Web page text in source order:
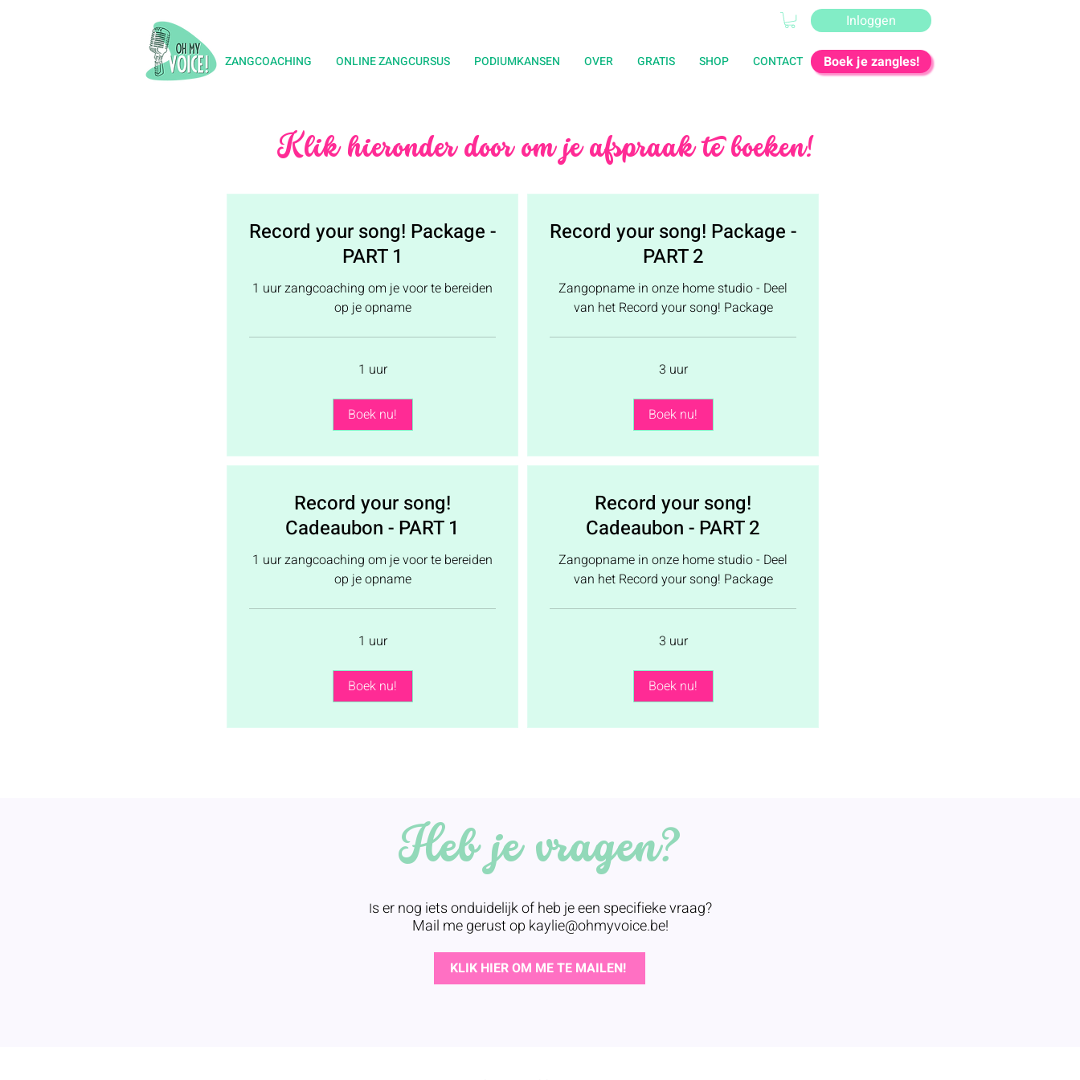
ZANGCOACHING ONLINE ZANGCURSUS PODIUMKANSEN OVER GRATIS SHOP CONTACT
Inloggen
Boek je zangles!
Klik hieronder door om je afspraak te boeken!
Record your song! Package -
PART 1
1 uur zangcoaching om je voor te bereiden
op je opname
1 uur
Boek nu!
Record your song! Package -
PART 2
Zangopname in onze home studio - Deel
van het Record your song! Package
3 uur
Boek nu!
Record your song!
Cadeaubon - PART 1
1 uur zangcoaching om je voor te bereiden
op je opname
1 uur
Boek nu!
Record your song!
Cadeaubon - PART 2
Zangopname in onze home studio - Deel
van het Record your song! Package
3 uur
Boek nu!
Heb je vragen?
Is er nog iets onduidelijk of heb je een specifieke vraag?
Mail me gerust op kaylie@ohmyvoice.be!
KLIK HIER OM ME TE MAILEN!